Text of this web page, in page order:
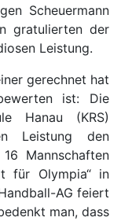
Scheuermann
gratulierten der
Leistung.
gerechnet hat
ist: Die
Hanau (KRS)
Leistung den
Mannschaften
für Olympia“ in
AG feiert
man, dass